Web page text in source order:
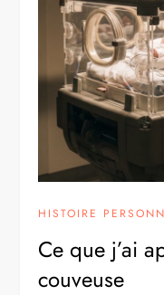
HISTOIRE
Ce que j’ai
couveuse